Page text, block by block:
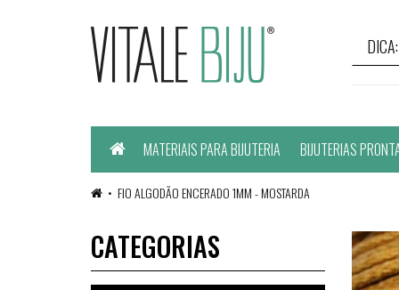
HomeMATERIAIS PARA BIJUTERIA BIJUTERIAS
FIO ALGODÃO ENCERADO 1MM - MOSTARDA
CATEGORIAS